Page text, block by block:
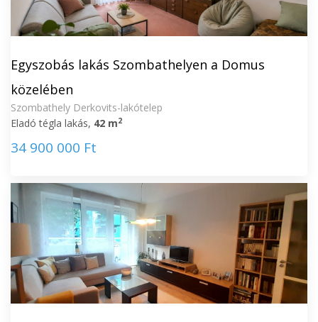
Egyszobás lakás Szombathelyen a Domus
közelében
Szombathely Derkovits-lakótelep
Eladó tégla lakás, 42 m2
34 900 000 Ft